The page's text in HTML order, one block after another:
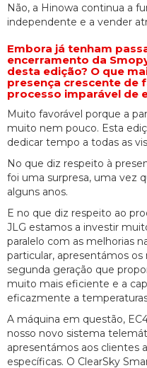
Não, a Hinowa continua a
independente e a vender
Embora já tenham
encerramento da
desta edição? O que
presença crescente de
processo imparável de
Muito favorável porque a
muito nem pouco. Esta
dedicar tempo a todas as
No que diz respeito à
foi uma surpresa, uma vez
alguns anos.
E no que diz respeito ao
JLG estamos a investir
paralelo com as melhorias
particular, apresentámos os
segunda geração que
muito mais eficiente e a
eficazmente a
A máquina em questão,
nosso novo sistema
apresentámos aos clientes
específicas. O ClearSky